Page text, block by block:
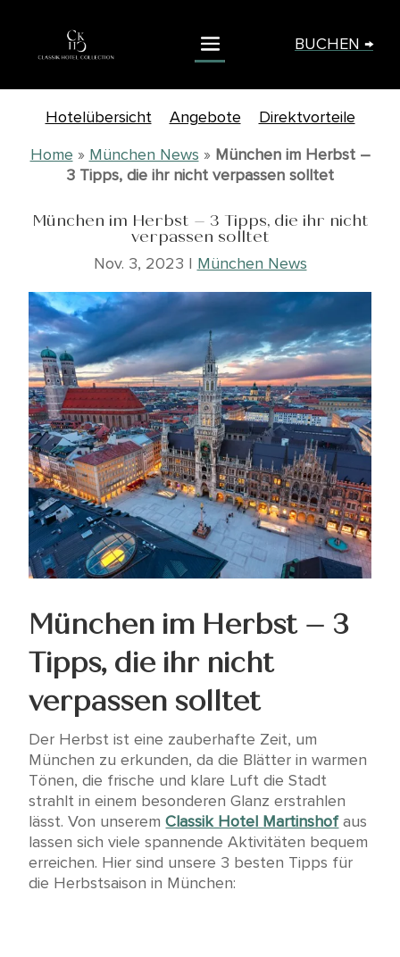
BUCHEN →
Hotelübersicht Angebote
Direktvorteile
Home » München News » München im Herbst –
3 Tipps, die ihr nicht verpassen solltet
München im Herbst – 3 Tipps, die ihr nicht
verpassen solltet
Nov. 3, 2023 | München News
München im Herbst – 3
Tipps, die ihr nicht
verpassen solltet
Der Herbst ist eine zauberhafte Zeit, um
München zu erkunden, da die Blätter in warmen
Tönen, die frische und klare Luft die Stadt
strahlt in einem besonderen Glanz erstrahlen
lässt. Von unseremClassik Hotel Martinshofaus
lassen sich viele spannende Aktivitäten bequem
erreichen. Hier sind unsere 3 besten Tipps für
die Herbstsaison in München: